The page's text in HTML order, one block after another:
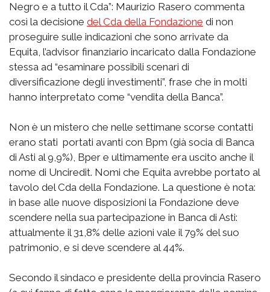
Negro e a tutto il Cda”: Maurizio Rasero commenta
così la decisione del Cda della Fondazione di non
proseguire sulle indicazioni che sono arrivate da
Equita, l’advisor finanziario incaricato dalla Fondazione
stessa ad “esaminare possibili scenari di
diversificazione degli investimenti”, frase che in molti
hanno interpretato come “vendita della Banca”.
Non è un mistero che nelle settimane scorse contatti
erano stati portati avanti con Bpm (già socia di Banca
di Asti al 9,9%), Bper e ultimamente era uscito anche il
nome di Unciredit. Nomi che Equita avrebbe portato al
tavolo del Cda della Fondazione. La questione è nota:
in base alle nuove disposizioni la Fondazione deve
scendere nella sua partecipazione in Banca di Asti:
attualmente il 31,8% delle azioni vale il 79% del suo
patrimonio, e si deve scendere al 44%.
Secondo il sindaco e presidente della provincia Rasero